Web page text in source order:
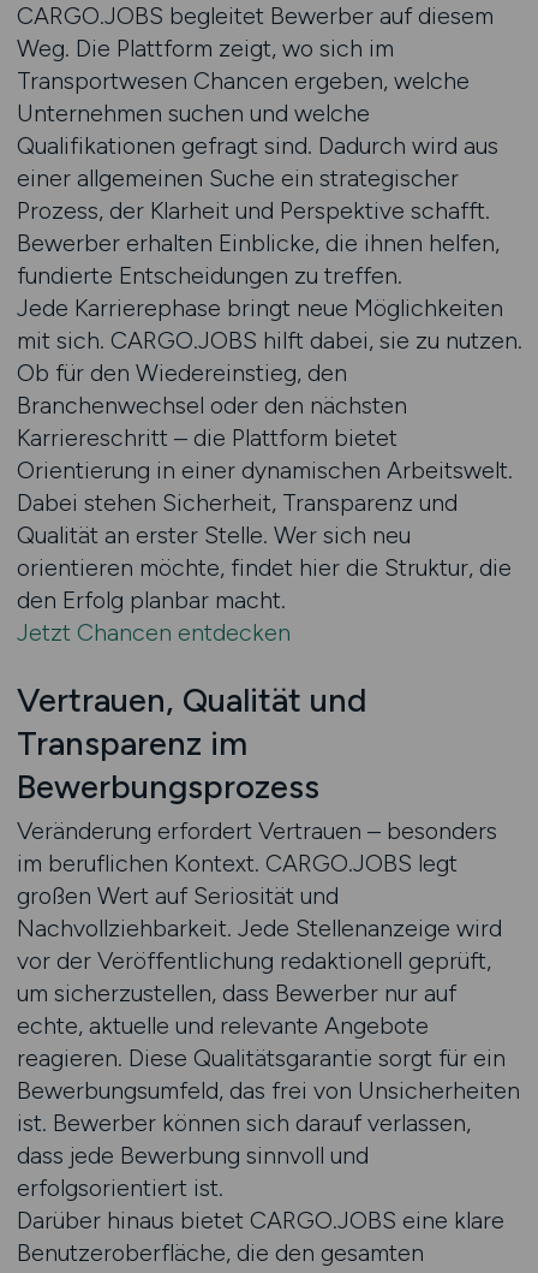
CARGO.JOBS begleitet Bewerber auf diesem
Weg. Die Plattform zeigt, wo sich im
Transportwesen Chancen ergeben, welche
Unternehmen suchen und welche
Qualifikationen gefragt sind. Dadurch wird aus
einer allgemeinen Suche ein strategischer
Prozess, der Klarheit und Perspektive schafft.
Bewerber erhalten Einblicke, die ihnen helfen,
fundierte Entscheidungen zu treffen.
Jede Karrierephase bringt neue Möglichkeiten
mit sich. CARGO.JOBS hilft dabei, sie zu nutzen.
Ob für den Wiedereinstieg, den
Branchenwechsel oder den nächsten
Karriereschritt – die Plattform bietet
Orientierung in einer dynamischen Arbeitswelt.
Dabei stehen Sicherheit, Transparenz und
Qualität an erster Stelle. Wer sich neu
orientieren möchte, findet hier die Struktur, die
den Erfolg planbar macht.
Jetzt Chancen entdecken
Vertrauen, Qualität und
Transparenz im
Bewerbungsprozess
Veränderung erfordert Vertrauen – besonders
im beruflichen Kontext. CARGO.JOBS legt
großen Wert auf Seriosität und
Nachvollziehbarkeit. Jede Stellenanzeige wird
vor der Veröffentlichung redaktionell geprüft,
um sicherzustellen, dass Bewerber nur auf
echte, aktuelle und relevante Angebote
reagieren. Diese Qualitätsgarantie sorgt für ein
Bewerbungsumfeld, das frei von Unsicherheiten
ist. Bewerber können sich darauf verlassen,
dass jede Bewerbung sinnvoll und
erfolgsorientiert ist.
Darüber hinaus bietet CARGO.JOBS eine klare
Benutzeroberfläche, die den gesamten